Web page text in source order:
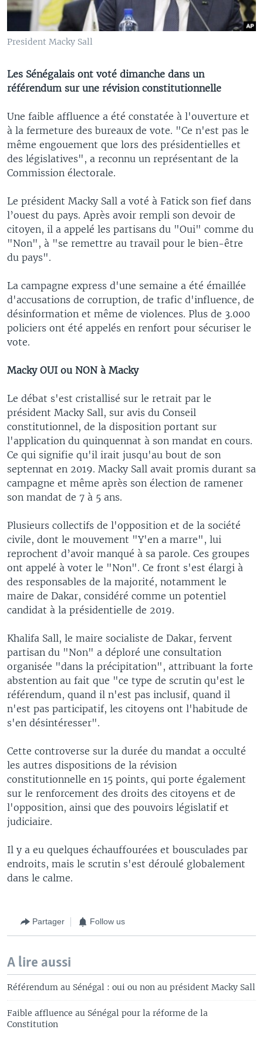
President Macky Sall
Les Sénégalais ont voté dimanche dans un
référendum sur une révision constitutionnelle
Une faible affluence a été constatée à l'ouverture et
à la fermeture des bureaux de vote. "Ce n'est pas le
même engouement que lors des présidentielles et
des législatives", a reconnu un représentant de la
Commission électorale.
Le président Macky Sall a voté à Fatick son fief dans
l’ouest du pays. Après avoir rempli son devoir de
citoyen, il a appelé les partisans du "Oui" comme du
"Non", à "se remettre au travail pour le bien-être
du pays".
La campagne express d'une semaine a été émaillée
d'accusations de corruption, de trafic d'influence, de
désinformation et même de violences. Plus de 3.000
policiers ont été appelés en renfort pour sécuriser le
vote.
Macky OUI ou NON à Macky
Le débat s'est cristallisé sur le retrait par le
président Macky Sall, sur avis du Conseil
constitutionnel, de la disposition portant sur
l'application du quinquennat à son mandat en cours.
Ce qui signifie qu'il irait jusqu'au bout de son
septennat en 2019. Macky Sall avait promis durant sa
campagne et même après son élection de ramener
son mandat de 7 à 5 ans.
Plusieurs collectifs de l'opposition et de la société
civile, dont le mouvement "Y'en a marre", lui
reprochent d’avoir manqué à sa parole. Ces groupes
ont appelé à voter le "Non". Ce front s'est élargi à
des responsables de la majorité, notamment le
maire de Dakar, considéré comme un potentiel
candidat à la présidentielle de 2019.
Khalifa Sall, le maire socialiste de Dakar, fervent
partisan du "Non" a déploré une consultation
organisée "dans la précipitation", attribuant la forte
abstention au fait que "ce type de scrutin qu'est le
référendum, quand il n'est pas inclusif, quand il
n'est pas participatif, les citoyens ont l'habitude de
s'en désintéresser".
Cette controverse sur la durée du mandat a occulté
les autres dispositions de la révision
constitutionnelle en 15 points, qui porte également
sur le renforcement des droits des citoyens et de
l'opposition, ainsi que des pouvoirs législatif et
judiciaire.
Il y a eu quelques échauffourées et bousculades par
endroits, mais le scrutin s'est déroulé globalement
dans le calme.
Partager Follow us
A lire aussi
Référendum au Sénégal : oui ou non au président Macky Sall
Faible affluence au Sénégal pour la réforme de la
Constitution